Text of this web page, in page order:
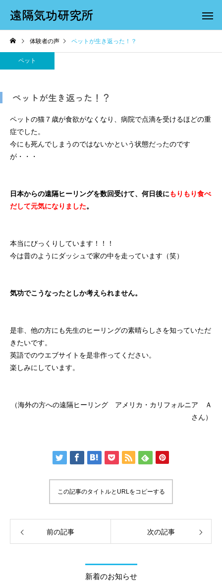
遠隔気功研究所
遠隔気功 磁場調
体験者の声 ペットが生き返った！？
ペット
ペットが生き返った！？
ペットの猫７歳が食欲がなくなり、病院で点滴を受けるほどの重
症でした。
今にも死んでしまうのではないかという状態だったのです
が・・・
日本からの遠隔ヒーリングを数回受けて、何日後にもりもり食べ
だして元気になりました。
本当にびっくりしています！！！
今は昔のようにダッシュで家の中を走っています（笑）
気功でこうなったとしか考えられません。
是非、他の方にも先生のヒーリングの素晴らしさを知っていただ
きたいです。
英語でのウエブサイトを是非作ってください。
楽しみにしています。
（海外の方への遠隔ヒーリング アメリカ・カリフォルニア Ａ
さん）
この記事のタイトルとURLをコピーする
前の記事 次の記事
新着のお知らせ